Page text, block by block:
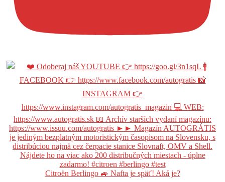
Citroën Berlingo 🚙 Nafta je späť! Aká je?